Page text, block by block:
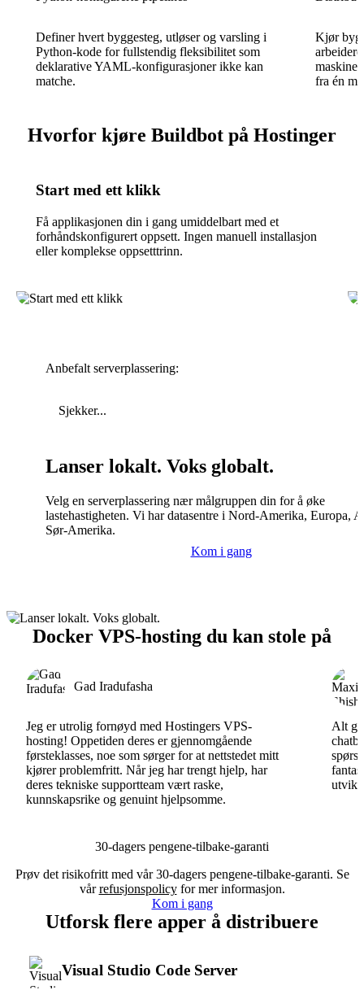
Definer hvert byggesteg, utløser og varsling i
Python-kode for fullstendig fleksibilitet som
deklarative YAML-konfigurasjoner ikke kan
matche.
Kjør
fra én
Hvorfor kjøre Buildbot på Hostinger
Start med ett klikk
Få applikasjonen din i gang umiddelbart med et
forhåndskonfigurert oppsett. Ingen manuell installasjon
eller komplekse oppsetttrinn.
Anbefalt serverplassering:
Sjekker...
Lanser lokalt. Voks globalt.
Velg en serverplassering nær målgruppen din for å øke
lastehastigheten. Vi har datasentre i Nord-Amerika, Europa,
Sør-Amerika.
Kom i gang
Docker VPS-hosting du kan stole på
Gad Iradufasha
Jeg er utrolig fornøyd med Hostingers VPS-
hosting! Oppetiden deres er gjennomgående
førsteklasses, noe som sørger for at nettstedet mitt
kjører problemfritt. Når jeg har trengt hjelp, har
deres tekniske supportteam vært raske,
kunnskapsrike og genuint hjelpsomme.
Alt
30-dagers pengene-tilbake-garanti
Prøv det risikofritt med vår 30-dagers pengene-tilbake-garanti. Se
vårrefusjonspolicyfor mer informasjon.
Kom i gang
Utforsk flere apper å distribuere
Visual Studio Code Server